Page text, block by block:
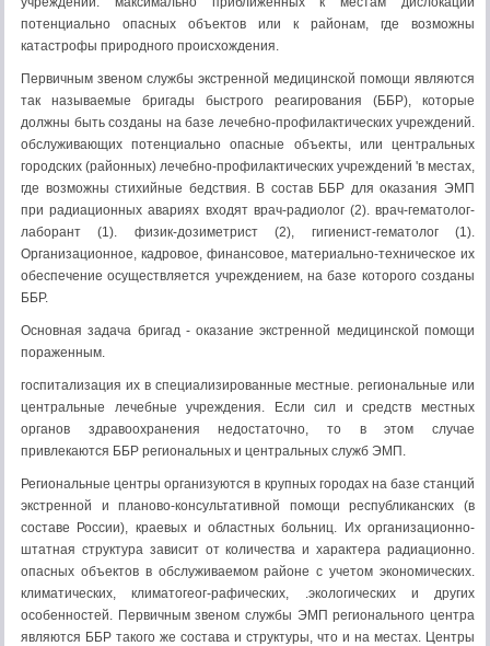
потенциально опасных объектов или к районам, где возможны
катастрофы природного происхождения.
Первичным звеном службы экстренной медицинской помощи являются
так называе­мые бригады быстрого реагирования (ББР), ко­торые
должны быть созданы на базе лечебно-профилактических учреждений.
обслуживающих потенциально опасные объекты, или центральных
городских (район­ных) лечебно-профилактических учреж­дений 'в местах,
где возможны стихийные бедствия. В состав ББР для оказания ЭМП
при радиационных авариях входят врач-радиолог (2). врач-гематолог-
лаборант (1). физик-дозиметрист (2), гигиенист-гематолог (1).
Организационное, кадровое, финансо­вое, материально-техническое их
обеспе­чение осуществляется учреждением, на базе которого созданы
ББР.
Основная задача бригад - оказание экстрен­ной медицинской помощи
пораженным.
госпитализация их в специализированные ме­стные. региональные или
центральные лечеб­ные учреждения. Если сил и средств местных
органов здравоохранения недостаточно, то в этом случае
привлекаются ББР региональных и центральных служб ЭМП.
Региональные центры организуются в крупных городах на базе станций
экстренной и планово-консультативной помощи рес­публиканских (в
составе России), краевых и областных больниц. Их организационно-
штат­ная структура зависит от количества и харак­тера радиационно.
опасных объектов в обслуживаемом районе с учетом эко­номических.
климатических, климатогеог-рафических, .экологических и других
особенностей. Первичным звеном службы ЭМП регионального центра
являются ББР та­кого же состава и структуры, что и на местах. Центры